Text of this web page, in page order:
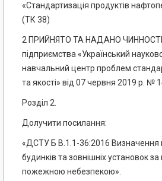
«Стандартизація продуктів
(ТК 38)
2 ПРИЙНЯТО ТА НАДАНО
підприємства «Український
навчальний центр проблем
та якості» від 07 червня 2019 р. №
Розділ 2.
Долучити посилання:
«ДСТУ Б В.1.1-36:2016 Визначення
будинків та зовнішніх установок
пожежною небезпекою».